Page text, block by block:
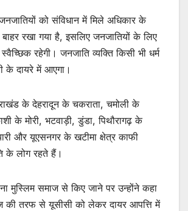
को संविधान में मिले अधिकार के
रखा गया है, इसलिए जनजातियों के लिए
रहेगी। जनजाति व्यक्ति किसी भी धर्म
के दायरे में आएगा।
के देहरादून के चकराता, चमोली के
के मोरी, भटवाड़ी, डुंडा, पिथौरागढ़ के
और यूएसनगर के खटीमा क्षेत्र काफी
के लोग रहते हैं।
मुस्लिम समाज से किए जाने पर उन्होंने कहा
की तरफ से यूसीसी को लेकर दायर आपत्ति में